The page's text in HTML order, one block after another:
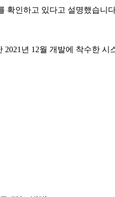
확인하고 있다고 설명했습니
년 12월 개발에 착수한 시